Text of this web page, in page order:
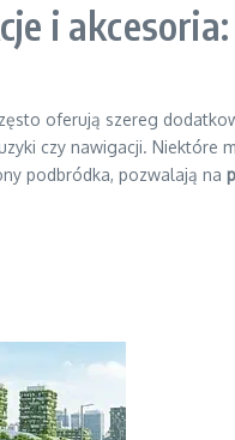
i
oferują szereg
czy nawigacji.
podbródka, pozwalają na